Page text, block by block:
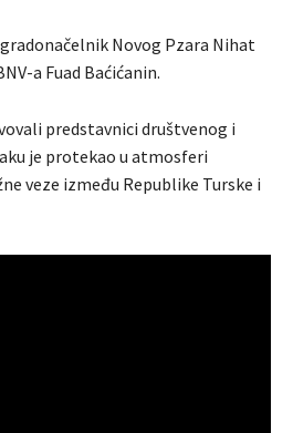
Novog Pzara Nihat
a Fuad Baćićanin.
predstavnici društvenog i
je protekao u atmosferi
veze između Republike Turske i